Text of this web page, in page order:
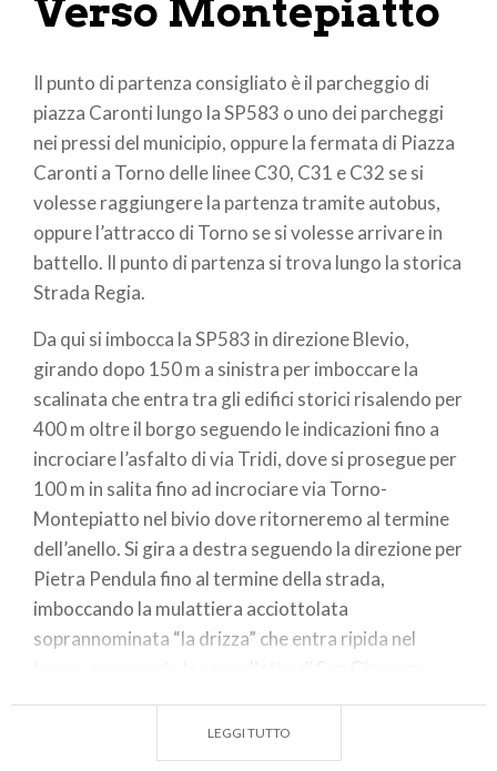
Verso Montepiatto
Il punto di partenza consigliato è il parcheggio di
piazza Caronti lungo la SP583 o uno dei parcheggi
nei pressi del municipio, oppure la fermata di Piazza
Caronti a Torno delle linee C30, C31 e C32 se si
volesse raggiungere la partenza tramite autobus,
oppure l’attracco di Torno se si volesse arrivare in
battello. Il punto di partenza si trova lungo la storica
Strada Regia.
Da qui si imbocca la SP583 in direzione Blevio,
girando dopo 150 m a sinistra per imboccare la
scalinata che entra tra gli edifici storici risalendo per
400 m oltre il borgo seguendo le indicazioni fino a
incrociare l’asfalto di via Tridi, dove si prosegue per
100 m in salita fino ad incrociare via Torno-
Montepiatto nel bivio dove ritorneremo al termine
dell’anello. Si gira a destra seguendo la direzione per
Pietra Pendula fino al termine della strada,
imboccando la mulattiera acciottolata
soprannominata “la drizza” che entra ripida nel
principale imboccando il sentiero che inizia a salire
rapidamente a sinistra per guadagnare 250 m di
LEGGI TUTTO